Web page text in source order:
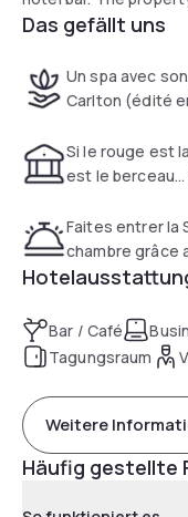
Metro station, and an
Das gefällt uns
Un spa avec
Carlton (édité
Si le rouge est
est le
Faites entrer la
chambre grâce
Bar / Café
Tagungsraum
Weitere
Häufig gestellte